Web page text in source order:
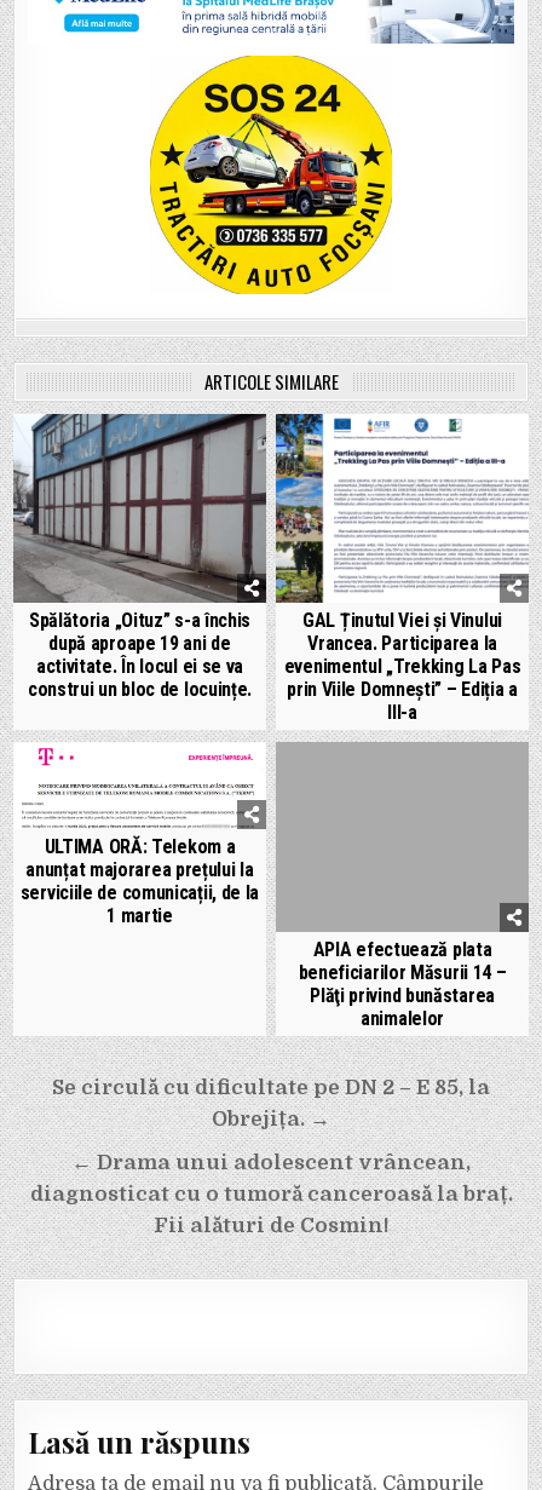
ARTICOLE SIMILARE
Spălătoria „Oituz” s-a închis
după aproape 19 ani de
activitate. În locul ei se va
construi un bloc de locuințe.
GAL Ținutul Viei și Vinului
Vrancea. Participarea la
evenimentul „Trekking La Pas
prin Viile Domnești” – Ediția a
III-a
ULTIMA ORĂ: Telekom a
anunțat majorarea prețului la
serviciile de comunicații, de la
1 martie
APIA efectuează plata
beneficiarilor Măsurii 14 –
Plăţi privind bunăstarea
animalelor
Navigare
în
articole
Se circulă cu dificultate pe DN 2 – E 85, la
Obrejița. →
← Drama unui adolescent vrâncean,
diagnosticat cu o tumoră canceroasă la braț.
Fii alături de Cosmin!
Lasă un răspuns
Adresa ta de email nu va fi publicată. Câmpurile